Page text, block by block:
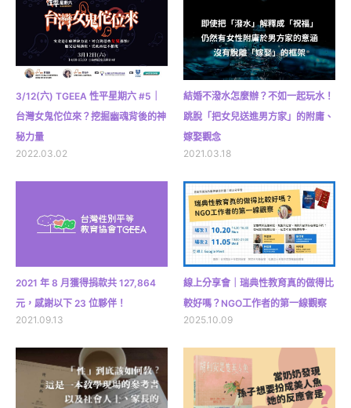
3/12(六) TGEEA 性平星期六 #5｜
台灣女鬼佗位來？挖掘幽魂背後的神
秘力量
2022.03.02
結婚不潑水怎麼辦？不如一起玩水！
跳脫「把女兒送進男方家」的附庸、
嫁娶觀念
2021.03.18
2021 年 8 月獲得捐款共 127,864
元，感謝以下 23 位夥伴！
2021.09.13
線上分享會｜瑞典性教育真的做得比
較好嗎？NGO工作者的第一線觀察
2025.10.09